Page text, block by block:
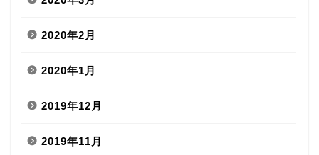
2020年2月
2020年1月
2019年12月
2019年11月